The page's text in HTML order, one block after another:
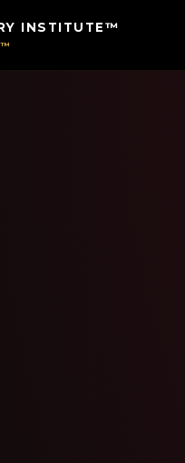
INSTITUTE™